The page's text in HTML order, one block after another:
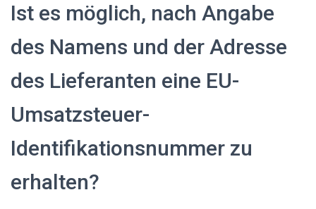
Ist es möglich, nach Angabe
des Namens und der Adresse
des Lieferanten eine EU-
Umsatzsteuer-
Identifikationsnummer zu
erhalten?